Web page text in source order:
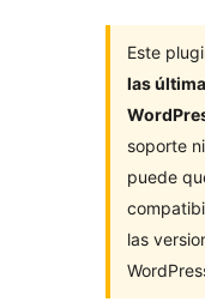
Este
las
soporte
puede
las